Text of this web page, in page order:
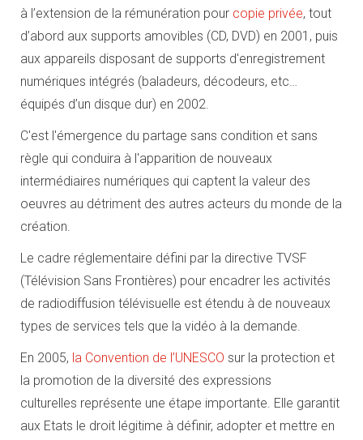
à l’extension de la rémunération pour copie privée, tout
d’abord aux supports amovibles (CD, DVD) en 2001, puis
aux appareils disposant de supports d'enregistrement
numériques intégrés (baladeurs, décodeurs, etc…
équipés d’un disque dur) en 2002.
C'est l'émergence du partage sans condition et sans
règle qui conduira à l'apparition de nouveaux
intermédiaires numériques qui captent la valeur des
oeuvres au détriment des autres acteurs du monde de la
création.
Le cadre réglementaire défini par la directive TVSF
(Télévision Sans Frontières) pour encadrer les activités
de radiodiffusion télévisuelle est étendu à de nouveaux
types de services tels que la vidéo à la demande.
En 2005, la Convention de l’UNESCO sur la protection et
la promotion de la diversité des expressions
culturelles représente une étape importante. Elle garantit
aux Etats le droit légitime à définir, adopter et mettre en